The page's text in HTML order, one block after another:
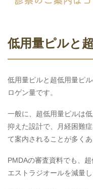
低用量ピルと
低用量ピルと超低用量ピ
ロゲン量です。
一般に、超低用量ピルは
抑えた設計で、月経困難
て案内されることが多くあ
PMDAの審査資料でも、
エストラジオールを減量